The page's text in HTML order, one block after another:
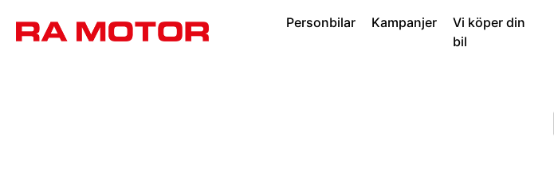
Personbilar Kampanjer
Vi köper din
bil